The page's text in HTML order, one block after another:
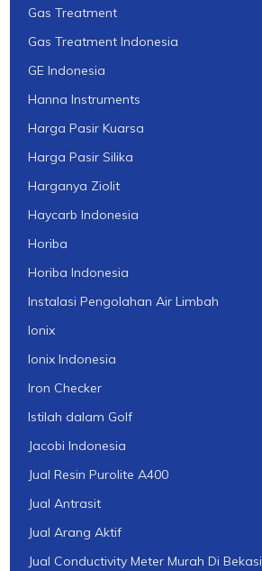
Gas Treatment
Gas Treatment Indonesia
GE Indonesia
Hanna Instruments
Harga Pasir Kuarsa
Harga Pasir Silika
Harganya Ziolit
Haycarb Indonesia
Horiba
Horiba Indonesia
Instalasi Pengolahan Air Limbah
Ionix
Ionix Indonesia
Iron Checker
Istilah dalam Golf
Jacobi Indonesia
Jual Resin Purolite A400
Jual Antrasit
Jual Arang Aktif
Jual Conductivity Meter Murah Di Bekasi